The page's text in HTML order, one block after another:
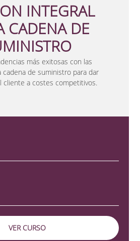
INTEGRAL
CADENA DE
más exitosas con las
cadena de suministro para dar
cliente a costes competitivos.
VER CURSO